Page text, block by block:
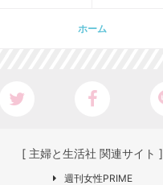
ホーム
[ 主婦と生活社 関連サイト ]
週刊女性PRIME